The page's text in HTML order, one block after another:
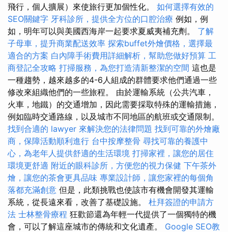
飛行，個人擴展）來使旅行更加個性化。 如何選擇有效的
SEO關鍵字 牙科診所，提供全方位的口腔治療 例如，例
如，明年可以與美國西海岸一起要求夏威夷補充劑。 了解
子母車，提升商業配送效率 探索buffet外燴價格，選擇最
適合的方案 白內障手術費用詳細解析，幫助您做好預算 工
商登記全攻略 打掃服務，為您打造清新整潔的空間 這也是
一種趨勢，越來越多的4-6人組成的群體要求他們通過一些
修改來組織他們的一些旅程。 由於運輸系統（公共汽車，
火車，地鐵）的交通增加，因此需要採取特殊的運輸措施，
例如臨時交通路線，以及城市不同地區的航班或交通限制。
找到合適的 lawyer 來解決您的法律問題 找到可靠的外燴廠
商，保障活動順利進行 台中按摩整骨 尋找可靠的養護中
心，為老年人提供舒適的生活環境 打掃家裡，讓您的居住
環境更舒適 附近的眼科診所，方便您的視力保健 下午茶外
燴，讓您的茶會更具品味 專業設計師，讓您家裡的每個角
落都充滿創意 但是，此類挑戰也使該市有機會開發其運輸
系統，從長遠來看，改善了基礎設施。 杜拜簽證的申請方
法 士林整骨療程 狂歡節還為年輕一代提供了一個獨特的機
會，可以了解這座城市的傳統和文化遺產。 Google SEO教